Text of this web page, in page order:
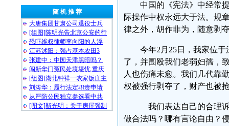
随 机 推 荐
大唐集团甘肃公司退役士兵
[组图]陈明光告北京公安的行
恐吓维权律师李向阳的人浮
江苏沭阳：强占基本农田3
张建中：中国天津黑暗吗？
闯新华门冤民处境堪忧 重庆
[组图]湖北钟祥一农家饭庄主
刘涛华：履行法定职责申请
从严防公民独立参选看中共
[图文]靳光明：关于房屋强制
中国的《宪法》中经常
际操作中权永远大于法。规
律之外，胡作非为，随意剥
今年2月25日，我家位
了，并围殴我们老弱妇孺，
人也伤痛未愈。我们几代靠
权被强行剥夺了，财产也被
我们表达自己的合理
做合法吗？哪有言论自由？